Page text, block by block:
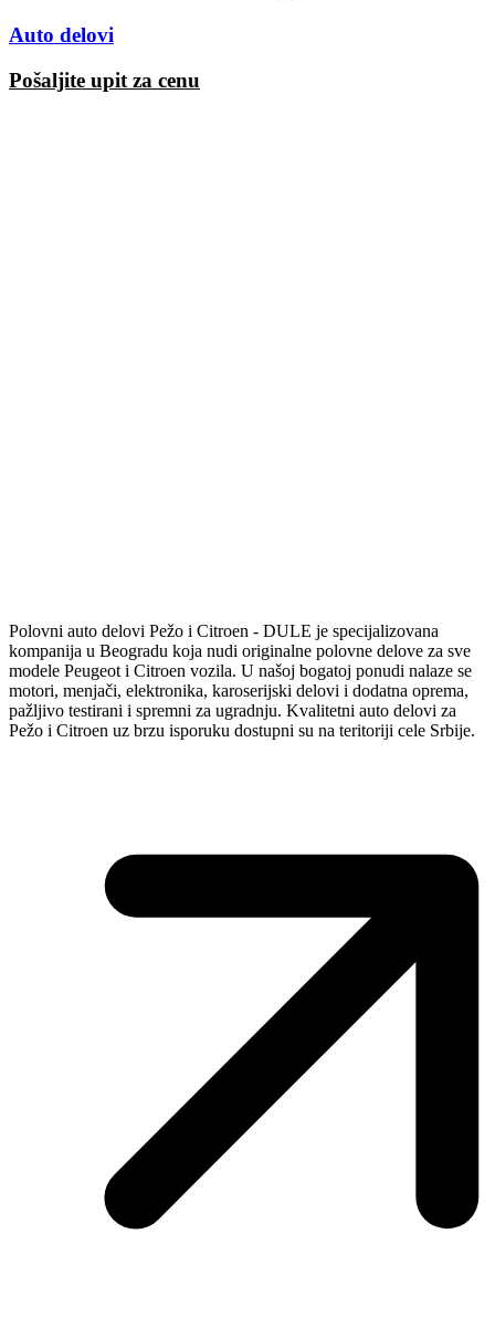
Auto delovi
Pošaljite upit za cenu
Polovni auto delovi Pežo i Citroen - DULE je specijalizovana
kompanija u Beogradu koja nudi originalne polovne delove za sve
modele Peugeot i Citroen vozila. U našoj bogatoj ponudi nalaze se
motori, menjači, elektronika, karoserijski delovi i dodatna oprema,
pažljivo testirani i spremni za ugradnju. Kvalitetni auto delovi za
Pežo i Citroen uz brzu isporuku dostupni su na teritoriji cele Srbije.